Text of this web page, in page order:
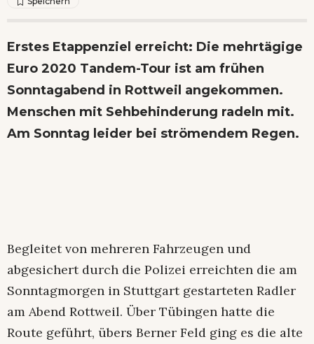
Erstes Etappenziel erreicht: Die mehrtägige
Euro 2020 Tandem-Tour ist am frühen
Sonntagabend in Rottweil angekommen.
Menschen mit Sehbehinderung radeln mit.
Am Sonntag leider bei strömendem Regen.
Begleitet von mehreren Fahrzeugen und
abgesichert durch die Polizei erreichten die am
Sonntagmorgen in Stuttgart gestarteten Radler
am Abend Rottweil. Über Tübingen hatte die
Route geführt, übers Berner Feld ging es die alte